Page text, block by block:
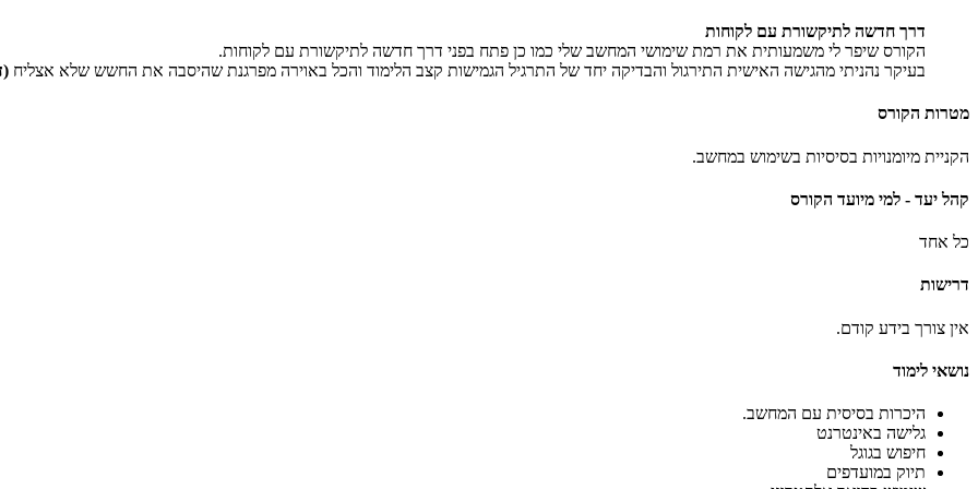
דרך חדשה לתיקשורת עם לקוחות
הקורס שיפר לי משמעותית את רמת שימושי המחשב שלי כמו כן פתח בפני דרך חדשה לתיקשורת עם לקוחות.
בעיקר נהניתי מהגישה האישית התירגול והבדיקה יחד של התרגיל הגמישות קצב הלימוד והכל באוירה מפרגנת שהיסבה את החשש שלא אצליח
מטרות הקורס
הקניית מיומנויות בסיסיות בשימוש במחשב.
קהל יעד - למי מיועד הקורס
כל אחד
דרישות
אין צורך בידע קודם.
נושאי לימוד
היכרות בסיסית עם המחשב.
גלישה באינטרנט
חיפוש בגוגל
תיוק במועדפים